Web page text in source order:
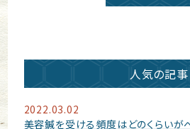
人気の記事
2022.03.02
美容鍼を受ける頻度はどのくらいが